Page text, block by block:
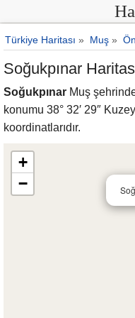
Türkiye Haritası » Muş »
Soğukpınar
Soğukpınar Muş
konumu 38° 32′ 29″
koordinatlarıdır.
+
−